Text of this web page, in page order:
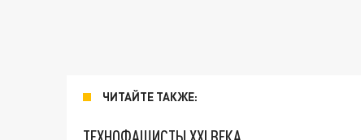
ЧИТАЙТЕ ТАКЖЕ: